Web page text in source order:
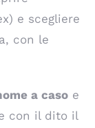
e scegliere
con le
a caso e
con il dito il